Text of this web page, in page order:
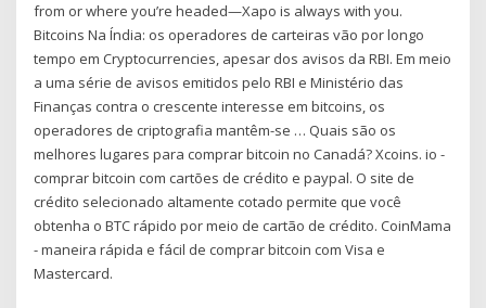
from or where you’re headed—Xapo is always with you.
Bitcoins Na Índia: os operadores de carteiras vão por longo
tempo em Cryptocurrencies, apesar dos avisos da RBI. Em meio
a uma série de avisos emitidos pelo RBI e Ministério das
Finanças contra o crescente interesse em bitcoins, os
operadores de criptografia mantêm-se … Quais são os
melhores lugares para comprar bitcoin no Canadá? Xcoins. io -
comprar bitcoin com cartões de crédito e paypal. O site de
crédito selecionado altamente cotado permite que você
obtenha o BTC rápido por meio de cartão de crédito. CoinMama
- maneira rápida e fácil de comprar bitcoin com Visa e
Mastercard.